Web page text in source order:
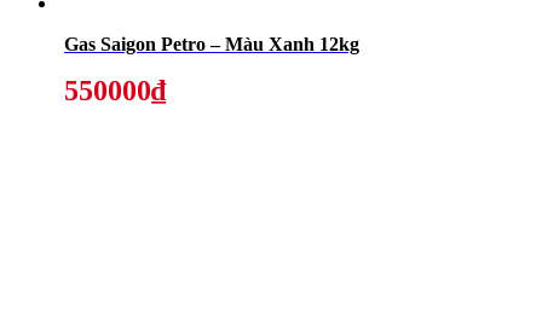
Gas Saigon Petro – Màu Xanh 12kg
550000₫